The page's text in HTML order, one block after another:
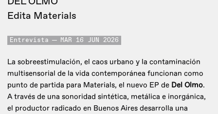
Edita Materials
Entrevista MAR 16 JUN 2026
La sobreestimulación, el caos urbano y la contaminación
multisensorial de la vida contemporánea funcionan como
punto de partida para Materials, el nuevo EP de Del Olmo.
A través de una sonoridad sintética, metálica e inorgánica,
el productor radicado en Buenos Aires desarrolla una